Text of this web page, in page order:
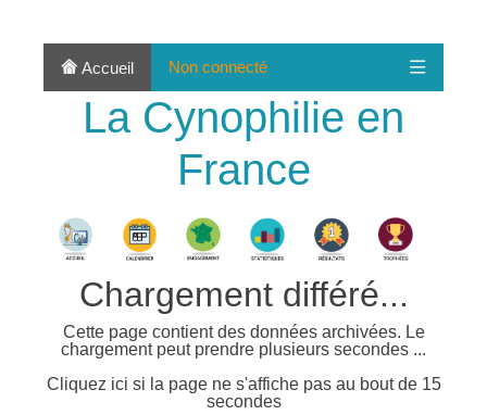
Accueil Non connecté
La Cynophilie en
France
Chargement différé...
Cette page contient des données archivées. Le
chargement peut prendre plusieurs secondes ...
Cliquez ici si la page ne s'affiche pas au bout de 15
secondes